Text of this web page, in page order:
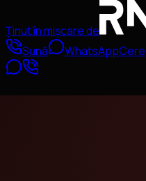
Ținut în mișcare de
Sună
WhatsAppCere